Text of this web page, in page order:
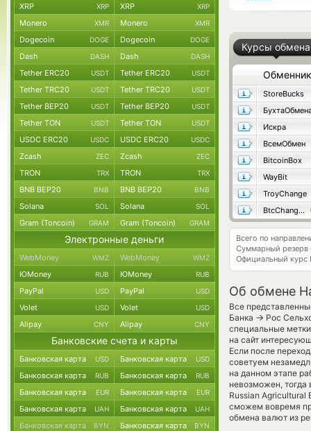
Курсы обмена
Обменник
StoreBucks
Искра
ВсемОбмен
BitcoinBox
WayBit
TroyChange
BtcChange24
Всего по
Суммарный резерв
Официальный курс
Об обмене
Все
Банка → Рос
специальные
на сайт
Если после
советуем
на данном этапе
невозможен,
Russian
сможем вовремя
обмена валют из
XRP XRP XRP XRP
Monero XMR Monero XMR
Dogecoin DOGE Dogecoin DOGE
Dash DASH Dash DASH
Tether ERC20 USDT Tether ERC20 USDT
Tether TRC20 USDT Tether TRC20 USDT
Tether BEP20 USDT Tether BEP20 USDT
Tether TON USDT Tether TON USDT
USDC ERC20 USDC USDC ERC20 USDC
Zcash ZEC Zcash ZEC
TRON TRX TRON TRX
BNB BEP20 BNB BNB BEP20 BNB
Solana SOL Solana SOL
Gram (Toncoin) GRAM Gram (Toncoin) GRAM
Электронные деньги
WebMoney WMZ WebMoney WMZ
ЮMoney RUB ЮMoney RUB
PayPal USD PayPal USD
Volet USD Volet USD
Alipay CNY Alipay CNY
Банковские счета и карты
Банковская карта USD Банковская карта USD
Банковская карта RUB Банковская карта RUB
Банковская карта EUR Банковская карта EUR
Банковская карта UAH Банковская карта UAH
Банковская карта BYN Банковская карта BYN